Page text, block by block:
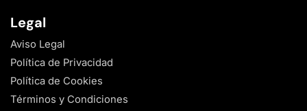
Legal
Aviso Legal
Política de Privacidad
Política de Cookies
Términos y Condiciones